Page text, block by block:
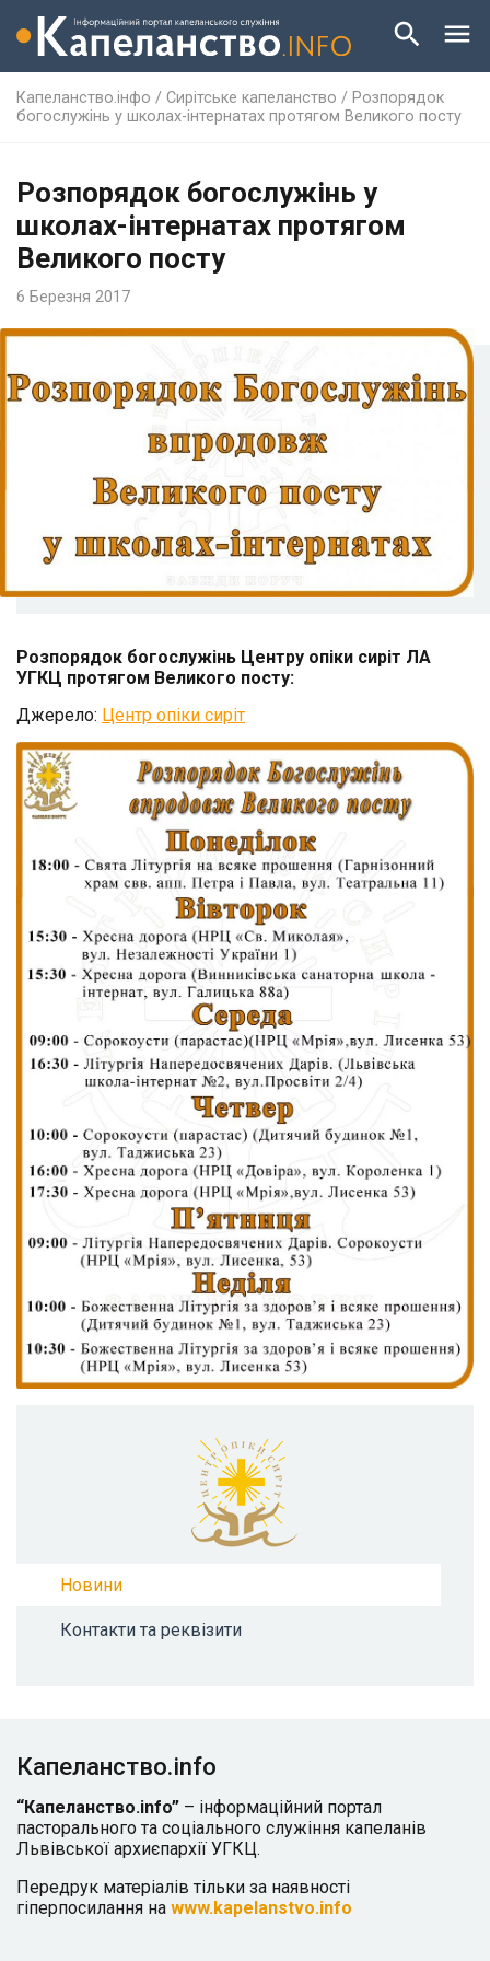
Капеланство.інфо / Сирітське капеланство / Розпорядок
богослужінь у школах-інтернатах протягом Великого посту
Розпорядок богослужінь у
школах-інтернатах протягом
Великого посту
6 Березня 2017
Розпорядок богослужінь Центру опіки сиріт ЛА
УГКЦ протягом Великого посту:
Джерело: Центр опіки сиріт
Новини
Контакти та реквізити
Капеланство.info
“Капеланство.info” – інформаційний портал
пасторального та соціального служіння капеланів
Львівської архиєпархії УГКЦ.
Передрук матеріалів тільки за наявності
гіперпосилання на www.kapelanstvo.info